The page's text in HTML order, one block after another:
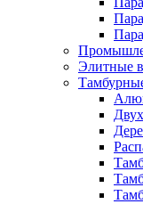
Элитные